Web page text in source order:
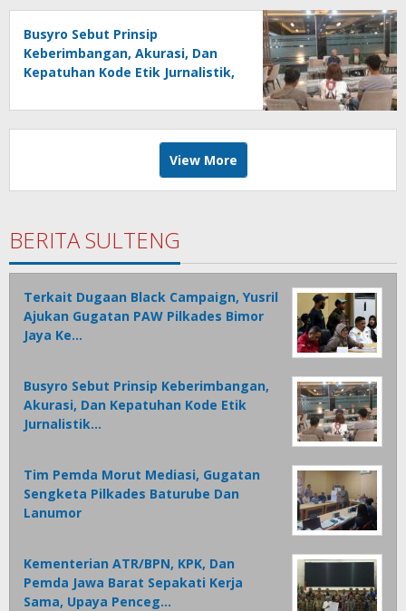
Busyro Sebut Prinsip
Keberimbangan, Akurasi, Dan
Kepatuhan Kode Etik Jurnalistik,
Kepercayaan Publik Terhadap
Media
View More
BERITA SULTENG
Terkait Dugaan Black Campaign, Yusril
Ajukan Gugatan PAW Pilkades Bimor
Jaya Ke…
Busyro Sebut Prinsip Keberimbangan,
Akurasi, Dan Kepatuhan Kode Etik
Jurnalistik…
Tim Pemda Morut Mediasi, Gugatan
Sengketa Pilkades Baturube Dan
Lanumor
Kementerian ATR/BPN, KPK, Dan
Pemda Jawa Barat Sepakati Kerja
Sama, Upaya Penceg…